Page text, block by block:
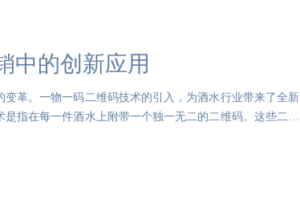
中的创新应用
革。一物一码二维码技术的引入，为酒水行业带来了全新
指在每一件酒水上附带一个独一无二的二维码。这些二维